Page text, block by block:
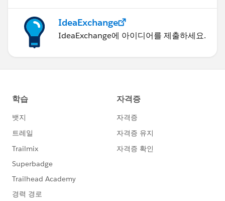
IdeaExchange
IdeaExchange에 아이디어를 제출하세요.